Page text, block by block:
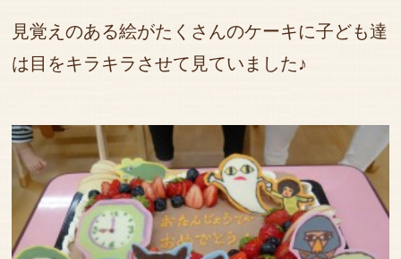
見覚えのある絵がたくさんのケーキに子ども達
は目をキラキラさせて見ていました♪